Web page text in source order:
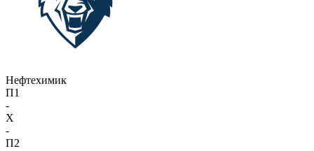
Нефтехимик
П1
-
X
-
П2